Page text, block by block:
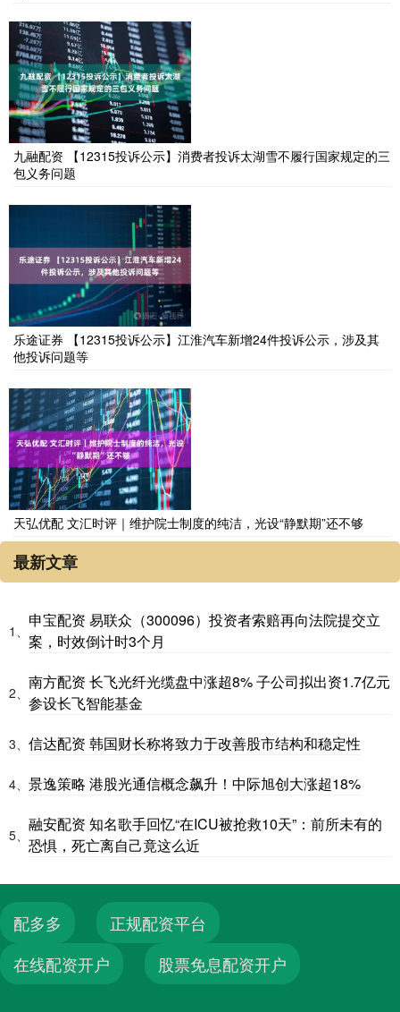
九融配资 【12315投诉公示】消费者投诉太湖雪不履行国家规定的三
包义务问题
乐途证券 【12315投诉公示】江淮汽车新增24件投诉公示，涉及其
他投诉问题等
天弘优配 文汇时评｜维护院士制度的纯洁，光设“静默期”还不够
最新文章
1、
申宝配资 易联众（300096）投资者索赔再向法院提交立
案，时效倒计时3个月
2、
南方配资 长飞光纤光缆盘中涨超8% 子公司拟出资1.7亿元
参设长飞智能基金
3、 信达配资 韩国财长称将致力于改善股市结构和稳定性
4、 景逸策略 港股光通信概念飙升！中际旭创大涨超18%
5、
融安配资 知名歌手回忆“在ICU被抢救10天”：前所未有的
恐惧，死亡离自己竟这么近
配多多
正规配资平台
在线配资开户
股票免息配资开户